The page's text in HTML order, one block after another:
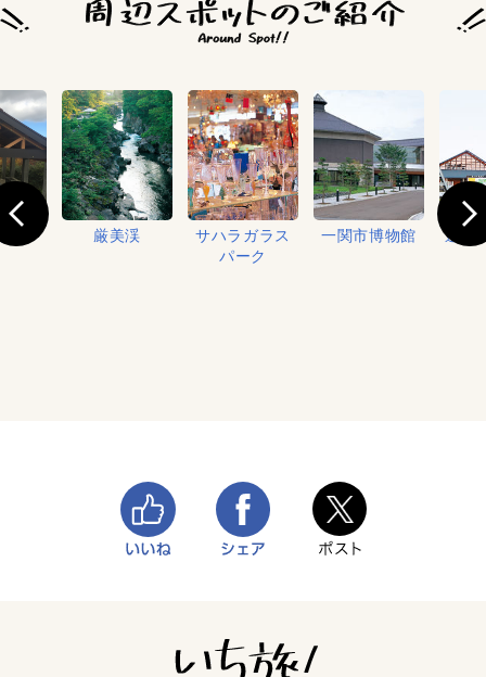
厳美渓
サハラガラス
パーク
一関市博物館 道の